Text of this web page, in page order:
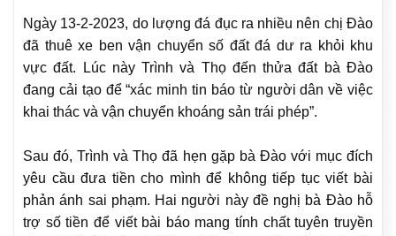
Ngày 13-2-2023, do lượng đá đục ra nhiều nên chị Đào
đã thuê xe ben vận chuyển số đất đá dư ra khỏi khu
vực đất. Lúc này Trình và Thọ đến thửa đất bà Đào
đang cải tạo để “xác minh tin báo từ người dân về việc
khai thác và vận chuyển khoáng sản trái phép”.
Sau đó, Trình và Thọ đã hẹn gặp bà Đào với mục đích
yêu cầu đưa tiền cho mình để không tiếp tục viết bài
phản ánh sai phạm. Hai người này đề nghị bà Đào hỗ
trợ số tiền để viết bài báo mang tính chất tuyên truyền